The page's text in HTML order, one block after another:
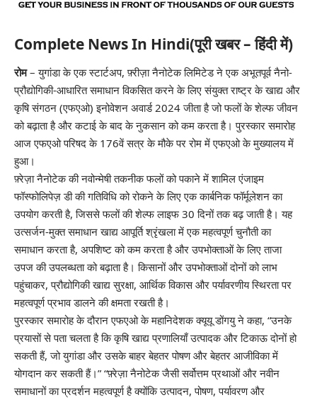
Complete News In Hindi(पूरी खबर – हिंदी में)
रोम– युगांडा के एक स्टार्टअप, फ़्रीज़ा नैनोटेक लिमिटेड ने एक अभूतपूर्व नैनो-
प्रौद्योगिकी-आधारित समाधान विकसित करने के लिए संयुक्त राष्ट्र के खाद्य और
कृषि संगठन (एफएओ) इनोवेशन अवार्ड 2024 जीता है जो फलों के शेल्फ जीवन
को बढ़ाता है और कटाई के बाद के नुकसान को कम करता है। पुरस्कार समारोह
आज एफएओ परिषद के 176वें सत्र के मौके पर रोम में एफएओ के मुख्यालय में
हुआ।
फ़्रेज़ा नैनोटेक की नवोन्मेषी तकनीक फलों को पकाने में शामिल एंजाइम
फॉस्फोलिपेज़ डी की गतिविधि को रोकने के लिए एक कार्बनिक फॉर्मूलेशन का
उपयोग करती है, जिससे फलों की शेल्फ लाइफ 30 दिनों तक बढ़ जाती है। यह
उत्सर्जन-मुक्त समाधान खाद्य आपूर्ति श्रृंखला में एक महत्वपूर्ण चुनौती का
समाधान करता है, अपशिष्ट को कम करता है और उपभोक्ताओं के लिए ताजा
उपज की उपलब्धता को बढ़ाता है। किसानों और उपभोक्ताओं दोनों को लाभ
पहुंचाकर, प्रौद्योगिकी खाद्य सुरक्षा, आर्थिक विकास और पर्यावरणीय स्थिरता पर
महत्वपूर्ण प्रभाव डालने की क्षमता रखती है।
पुरस्कार समारोह के दौरान एफएओ के महानिदेशक क्यूयू डोंगयु ने कहा, “उनके
प्रयासों से पता चलता है कि कृषि खाद्य प्रणालियाँ उत्पादक और टिकाऊ दोनों हो
सकती हैं, जो युगांडा और उसके बाहर बेहतर पोषण और बेहतर आजीविका में
योगदान कर सकती हैं।” “फ़्रेज़ा नैनोटेक जैसी सर्वोत्तम प्रथाओं और नवीन
समाधानों का प्रदर्शन महत्वपूर्ण है क्योंकि उत्पादन, पोषण, पर्यावरण और